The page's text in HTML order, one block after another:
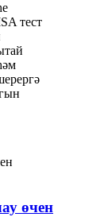
тест
өчен